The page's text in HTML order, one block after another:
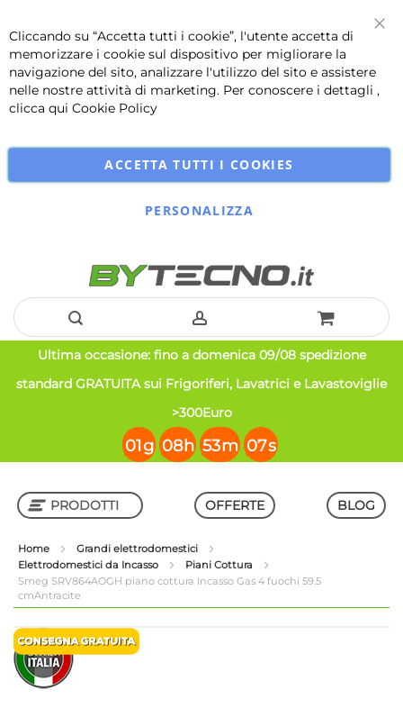
Cliccando su “Accetta tutti i cookie”, l'utente accetta di
memorizzare i cookie sul dispositivo per migliorare la
navigazione del sito, analizzare l'utilizzo del sito e assistere
nelle nostre attività di marketing. Per conoscere i dettagli ,
clicca qui Cookie Policy
ACCETTA TUTTI I COOKIES
PERSONALIZZA
Salta
al
Ultima occasione: fino a domenica 09/08 spedizione
standard GRATUITA sui Frigoriferi, Lavatrici e Lavastoviglie
>300Euro
01g 08h 53m 07s
PRODOTTI
Shop in Shop
OFFERTE BLOG
Home
Grandi elettrodomestici
Elettrodomestici da Incasso
Piani Cottura
Smeg SRV864AOGH piano cottura Incasso Gas 4 fuochi 59.5
cmAntracite
Vai
alla
fine
della
Vai
all'inizio
della
galleria